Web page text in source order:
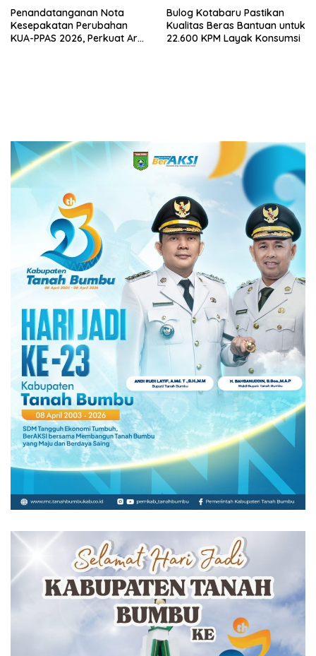
Penandatanganan Nota
Kesepakatan Perubahan
KUA-PPAS 2026, Perkuat Arah
Bulog Kotabaru Pastikan
Kualitas Beras Bantuan untuk
22.600 KPM Layak Konsumsi